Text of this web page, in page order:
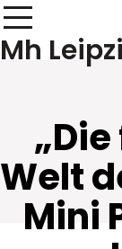
Skip
to
content
Mh
Welt
Mini